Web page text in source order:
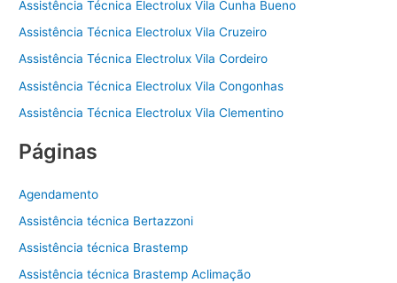
Assistência Técnica Electrolux Vila Cunha Bueno
Assistência Técnica Electrolux Vila Cruzeiro
Assistência Técnica Electrolux Vila Cordeiro
Assistência Técnica Electrolux Vila Congonhas
Assistência Técnica Electrolux Vila Clementino
Páginas
Agendamento
Assistência técnica Bertazzoni
Assistência técnica Brastemp
Assistência técnica Brastemp Aclimação